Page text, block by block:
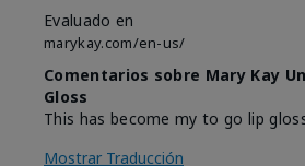
Evaluado en
marykay.com/en-us/
Comentarios sobre Mary Kay
Gloss
This has become my to go lip
Mostrar Traducción